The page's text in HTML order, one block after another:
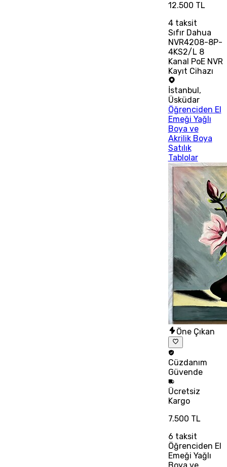
12.500 TL
4taksit
Sıfır Dahua
NVR4208-8P-
4KS2/L 8
Kanal PoE NVR
Kayıt Cihazı
İstanbul ,
Üsküdar
Öğrenciden El
Emeği Yağlı
Boya ve
Akrilik Boya
Satılık
Tablolar
Öne Çıkan
Cüzdanım
Güvende
Ücretsiz
Kargo
7.500 TL
6 taksit
Öğrenciden El
Emeği Yağlı
Boya ve